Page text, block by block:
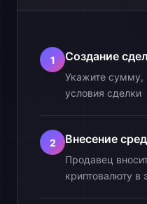
1 Создание
Укажите сумму,
условия сделки
2 Внесение
Продавец
криптовалюту в